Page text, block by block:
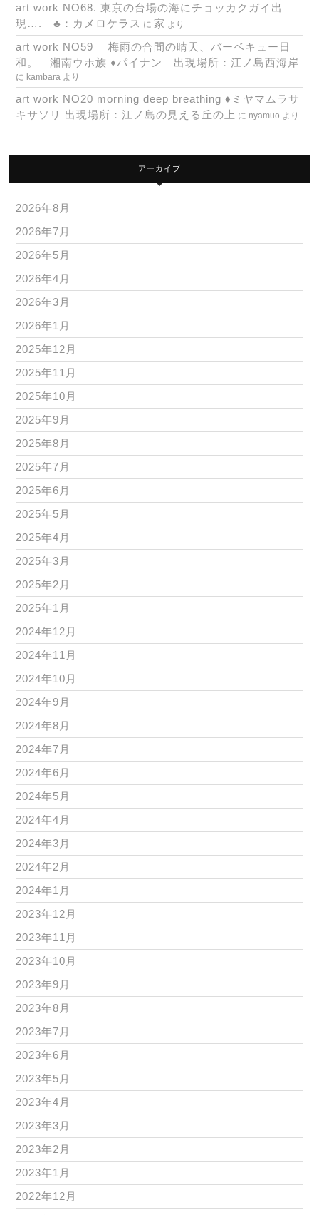
art work NO68. 東京の台場の海にチョッカクガイ出
現…. ♣：カメロケラス に 家 より
art work NO59 梅雨の合間の晴天、バーベキュー日
和。 湘南ウホ族 ♦パイナン 出現場所：江ノ島西海岸
に kambara より
art work NO20 morning deep breathing ♦ミヤマムラサ
キサソリ 出現場所：江ノ島の見える丘の上 に nyamuo より
アーカイブ
2026年8月
2026年7月
2026年5月
2026年4月
2026年3月
2026年1月
2025年12月
2025年11月
2025年10月
2025年9月
2025年8月
2025年7月
2025年6月
2025年5月
2025年4月
2025年3月
2025年2月
2025年1月
2024年12月
2024年11月
2024年10月
2024年9月
2024年8月
2024年7月
2024年6月
2024年5月
2024年4月
2024年3月
2024年2月
2024年1月
2023年12月
2023年11月
2023年10月
2023年9月
2023年8月
2023年7月
2023年6月
2023年5月
2023年4月
2023年3月
2023年2月
2023年1月
2022年12月